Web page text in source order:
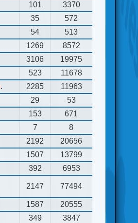
101
3370
35
572
54
513
1269
8572
3106
19975
523
11678
. 2285
11963
29
53
153
671
7
8
2192
20656
1507
13799
392 6953
2147 77494
1587
20555
349
3847